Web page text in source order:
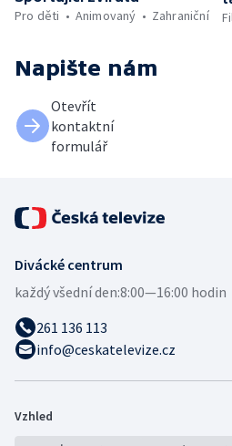
Pro děti
Animovaný Zahraniční
Napište nám
Otevřít
kontaktní
formulář
Divácké centrum
každý všední den:8:00—16:00 hodin
261 136 113
info@ceskatelevize.cz
Vzhled